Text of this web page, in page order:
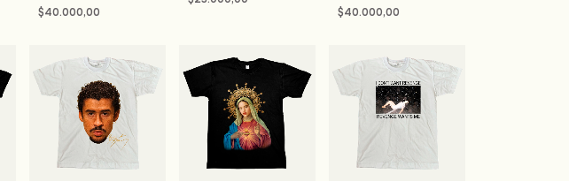
$40.000,00
$40.000,00